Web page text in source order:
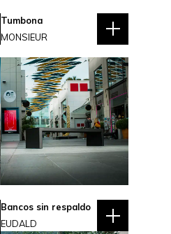
Tumbona
MONSIEUR
Bancos sin respaldo
EUDALD